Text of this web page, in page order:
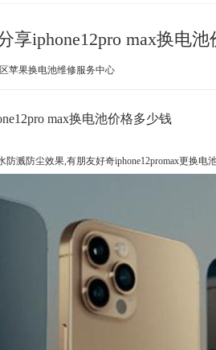
享iphone12pro max换电
苹果换电池维修服务中心
max换电池价格多少钱
防溅防尘效果,有朋友好奇iphone12promax更换